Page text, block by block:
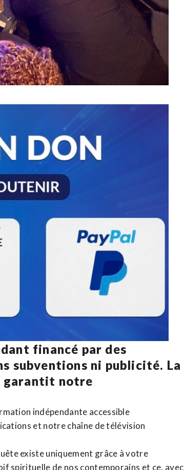
financé par des
subventions ni publicité. La
garantit notre
indépendante accessible
et notrechaîne de télévision
existe uniquement grâce à votre
spirituelle de nos contemporains et ce, avec